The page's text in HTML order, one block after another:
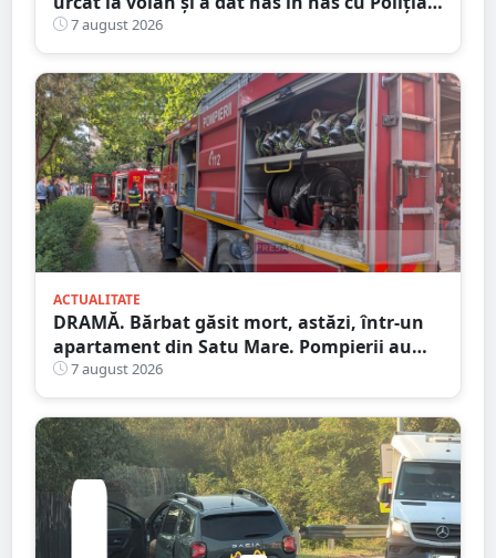
Satu Mare
7 august 2026
ACTUALITATE
DRAMĂ. Bărbat găsit mort, astăzi, într-un
apartament din Satu Mare. Pompierii au
spart ușa
7 august 2026